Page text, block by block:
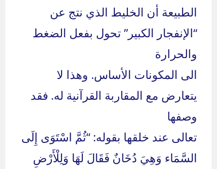
الطبيعة أن الخليط الذي نتج عن
“الإنفجار الكبير” تحول بفعل الضغط
والحرارة
الى المكونات الأساس. وهذا لا
يتعارض مع المقاربة القرآنية له. فقد
وصفها
تعالى عند خلقها بقوله: “ثُمَّ اسْتَوَى إِلَى
السَّمَاء وَهِيَ دُخَانٌ فَقَالَ لَهَا وَلِلْأَرْضِ